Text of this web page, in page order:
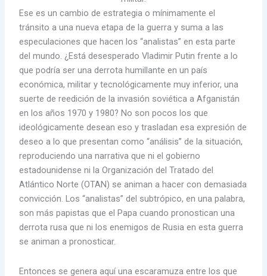
Ese es un cambio de estrategia o mínimamente el
tránsito a una nueva etapa de la guerra y suma a las
especulaciones que hacen los “analistas” en esta parte
del mundo. ¿Está desesperado Vladimir Putin frente a lo
que podría ser una derrota humillante en un país
económica, militar y tecnológicamente muy inferior, una
suerte de reedición de la invasión soviética a Afganistán
en los años 1970 y 1980? No son pocos los que
ideológicamente desean eso y trasladan esa expresión de
deseo a lo que presentan como “análisis” de la situación,
reproduciendo una narrativa que ni el gobierno
estadounidense ni la Organización del Tratado del
Atlántico Norte (OTAN) se animan a hacer con demasiada
convicción. Los “analistas” del subtrópico, en una palabra,
son más papistas que el Papa cuando pronostican una
derrota rusa que ni los enemigos de Rusia en esta guerra
se animan a pronosticar.
Entonces se genera aquí una escaramuza entre los que